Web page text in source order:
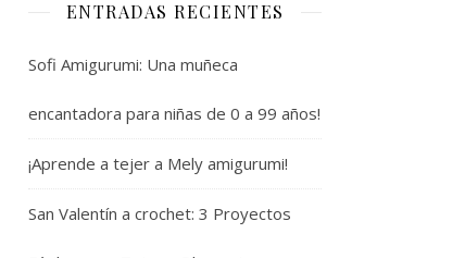
ENTRADAS RECIENTES
Sofi Amigurumi: Una muñeca
encantadora para niñas de 0 a 99 años!
¡Aprende a tejer a Mely amigurumi!
San Valentín a crochet: 3 Proyectos